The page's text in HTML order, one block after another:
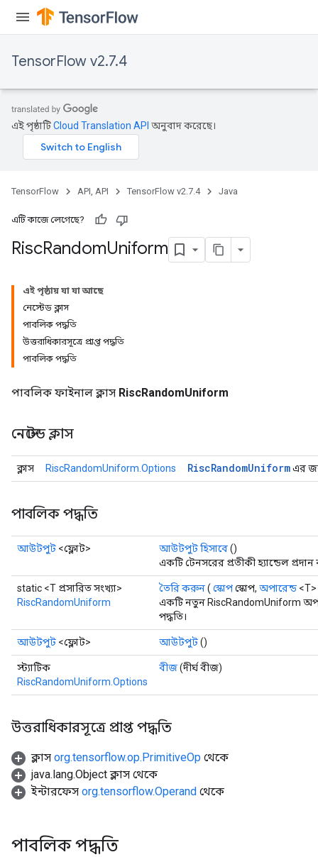
TensorFlow v2.7.4
এই পৃষ্ঠাটিCloud Translation API অনুবাদ করেছে।
TensorFlow API, API TensorFlow v2.7.4 Java
এটি কাজে লেগেছে?
RiscRandomUniform
এই পৃষ্ঠায় যা যা আছে
নেস্টেড ক্লাস
পাবলিক পদ্ধতি
উত্তরাধিকারসূত্রে প্রাপ্ত পদ্ধতি
পাবলিক পদ্ধতি
পাবলিক ফাইনাল ক্লাস RiscRandomUniform
নেস্টেড ক্লাস
ক্লাস RiscRandomUniform.Options RiscRandomUniformএর
পাবলিক পদ্ধতি
আউটপুট <ফ্লোট> আউটপুট হিসাবে()
একটি টেনসরের প্রতীকী হ্যান্ডেল প্রদান
static <T প্রসারিত সংখ্যা>
RiscRandomUniform
তৈরি করুন( স্কোপস্কোপ, অপারেন্ড
একটি নতুন RiscRandomUniform
পদ্ধতি।
আউটপুট <ফ্লোট> আউটপুট()
স্ট্যাটিক
RiscRandomUniform.Options
বীজ(দীর্ঘ বীজ)
উত্তরাধিকারসূত্রে প্রাপ্ত পদ্ধতি
ক্লাস org.tensorflow.op.PrimitiveOp থেকে
java.lang.Object ক্লাস থেকে
ইন্টারফেস org.tensorflow.Operand থেকে
পাবলিক পদ্ধতি